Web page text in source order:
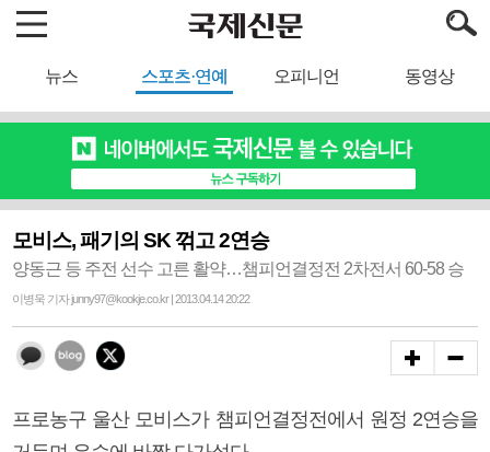
뉴스 스포츠·연예 오피니언 동영상
모비스, 패기의 SK 꺾고 2연승
양동근 등 주전 선수 고른 활약…챔피언결정전 2차전서 60-58 승
이병욱 기자 junny97@kookje.co.kr | 2013.04.14 20:22
프로농구 울산 모비스가 챔피언결정전에서 원정 2연승을